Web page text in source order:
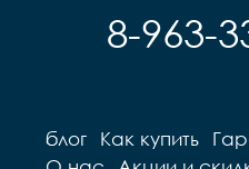
8-963-
блог Как купить